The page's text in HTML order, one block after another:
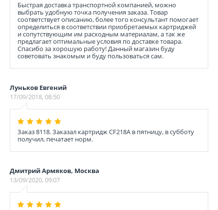
Быстрая доставка транспортной компанией, можно
выбрать удобную точка получения заказа. Товар
соответствует описанию, более того консультант помогает
определиться в соответствии приобретаемых картриджей
и сопутствующим им расходным материалам, а так же
предлагает оптимальные условия по доставке товара.
Спасибо за хорошую работу! Данный магазин буду
советовать знакомым и буду пользоваться сам.
Луньков Евгений
17/09/2018, 08:50
Заказ 8118. Заказал картридж CF218A в пятницу, в субботу
получил, печатает норм.
Дмитрий Армяков, Москва
13/09/2020, 09:07